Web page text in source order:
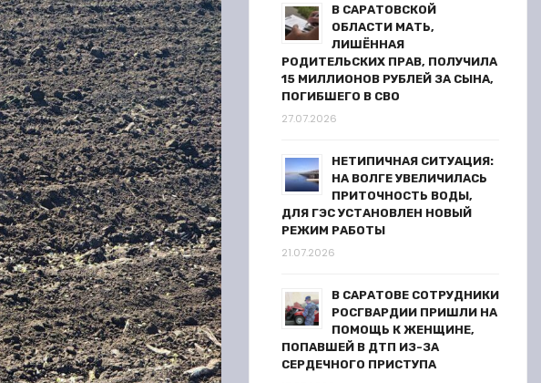
В САРАТОВСКОЙ
ОБЛАСТИ МАТЬ,
ЛИШЁННАЯ
РОДИТЕЛЬСКИХ ПРАВ, ПОЛУЧИЛА
15 МИЛЛИОНОВ РУБЛЕЙ ЗА СЫНА,
ПОГИБШЕГО В СВО
27.07.2026
НЕТИПИЧНАЯ СИТУАЦИЯ:
НА ВОЛГЕ УВЕЛИЧИЛАСЬ
ПРИТОЧНОСТЬ ВОДЫ,
ДЛЯ ГЭС УСТАНОВЛЕН НОВЫЙ
РЕЖИМ РАБОТЫ
21.07.2026
В САРАТОВЕ СОТРУДНИКИ
РОСГВАРДИИ ПРИШЛИ НА
ПОМОЩЬ К ЖЕНЩИНЕ,
ПОПАВШЕЙ В ДТП ИЗ-ЗА
СЕРДЕЧНОГО ПРИСТУПА